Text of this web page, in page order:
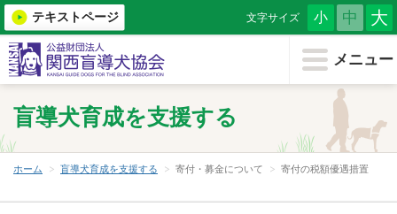
メニュー
テキストページ 文字サイズ 小 中 大
メニューを閉じる
協会について
盲導犬を知る
盲導犬育成を支援する
ホーム 盲導犬育成を支援する 寄付・募金について 寄付の税額優遇措置